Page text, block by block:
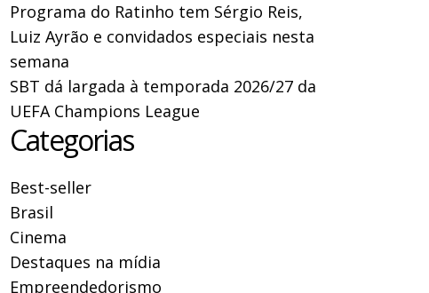
Programa do Ratinho tem Sérgio Reis,
Luiz Ayrão e convidados especiais nesta
semana
SBT dá largada à temporada 2026/27 da
UEFA Champions League
Categorias
Best-seller
Brasil
Cinema
Destaques na mídia
Empreendedorismo